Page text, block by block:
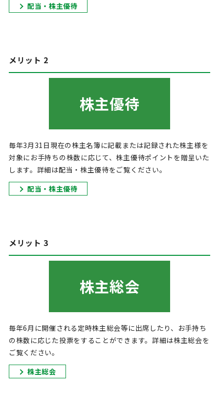
配当・株主優待
メリット 2
株主優待
毎年3月31日現在の株主名簿に記載または記録された株主様を
対象にお手持ちの株数に応じて、株主優待ポイントを贈呈いた
します。詳細は配当・株主優待をご覧ください。
配当・株主優待
メリット 3
株主総会
毎年6月に開催される定時株主総会等に出席したり、お手持ち
の株数に応じた投票をすることができます。詳細は株主総会を
ご覧ください。
株主総会